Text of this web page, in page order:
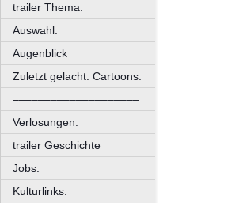
trailer Thema.
Auswahl.
Augenblick
Zuletzt gelacht: Cartoons.
––––––––––––––––––––
Verlosungen.
trailer Geschichte
Jobs.
Kulturlinks.